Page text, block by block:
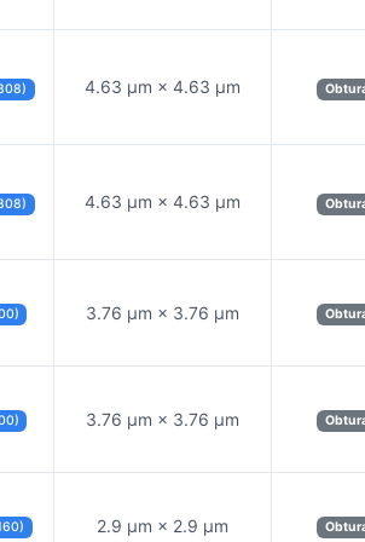
4.63 µm × 4.63 µm
4.63 µm × 4.63 µm
3.76 µm × 3.76 µm
3.76 µm × 3.76 µm
2.9 µm × 2.9 µm